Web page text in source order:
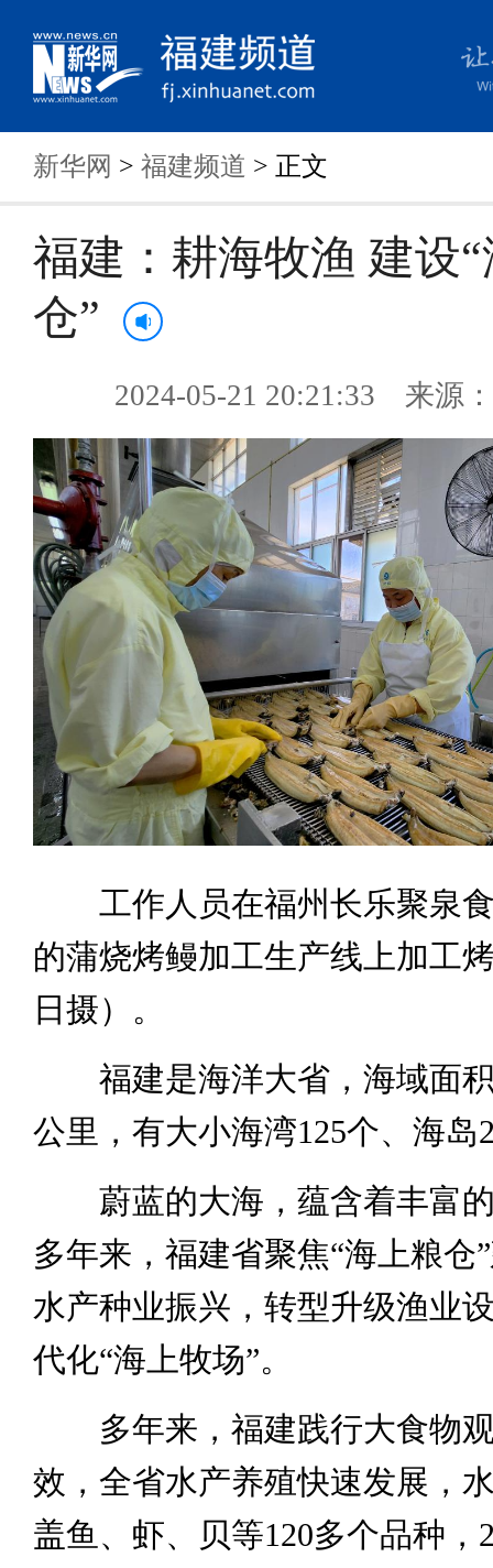
新华网 > 福建频道 > 正文
福建：耕海牧渔 建设
仓”
2024-05-21 20:21:33 来源
工作人员在福州长乐聚泉食
的蒲烧烤鳗加工生产线上加工
日摄）。
福建是海洋大省，海域面积
公里，有大小海湾125个、海岛
蔚蓝的大海，蕴含着丰富的
多年来，福建省聚焦“海上粮仓
水产种业振兴，转型升级渔业
代化“海上牧场”。
多年来，福建践行大食物观
效，全省水产养殖快速发展，
盖鱼、虾、贝等120多个品种，